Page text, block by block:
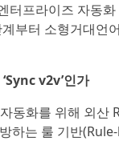
터프라이즈 자동
부터 소형거대
v2v’인가
동화를 위해 외
하는 룰 기반